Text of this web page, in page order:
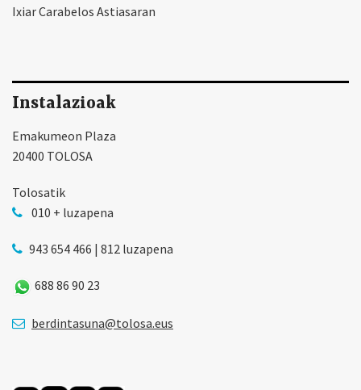
Ixiar Carabelos Astiasaran
Instalazioak
Emakumeon Plaza
20400 TOLOSA
Tolosatik
010 + luzapena
943 654 466 | 812 luzapena
688 86 90 23
berdintasuna@tolosa.eus